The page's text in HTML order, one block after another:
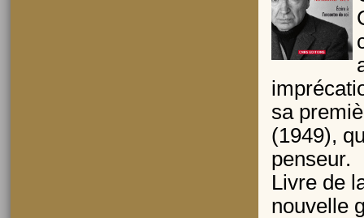
sa
(1949),
penseur.
Livre de
nouvelle